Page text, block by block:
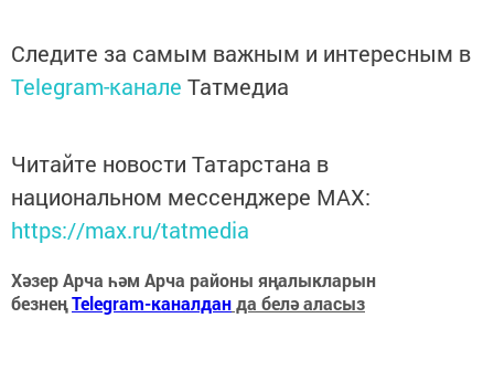
Следите за самым важным и интересным в
Telegram-канале Татмедиа
Читайте новости Татарстана в
национальном мессенджере MАХ:
https://max.ru/tatmedia
Хәзер Арча һәм Арча районы яңалыкларын
безнеңTelegram-каналданда белә аласыз